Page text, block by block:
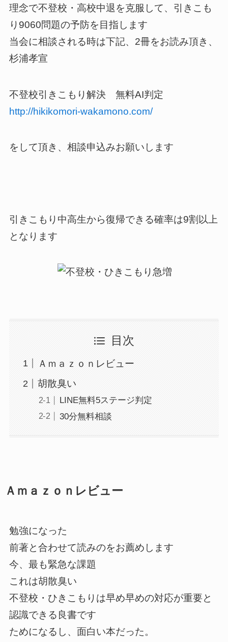
理念で不登校・高校中退を克服して、引きこも
り9060問題の予防を目指します
当会に相談される時は下記、2冊をお読み頂き、
杉浦孝宣
不登校引きこもり解決 無料AI判定
http://hikikomori-wakamono.com/
をして頂き、相談申込みお願いします
引きこもり中高生から復帰できる確率は9割以上
となります
目次
Ａｍａｚｏｎレビュー
胡散臭い
LINE無料5ステージ判定
30分無料相談
Ａｍａｚｏｎレビュー
勉強になった
前著と合わせて読みのをお薦めします
今、最も緊急な課題
これは胡散臭い
不登校・ひきこもりは早め早めの対応が重要と
認識できる良書です
ためになるし、面白い本だった。